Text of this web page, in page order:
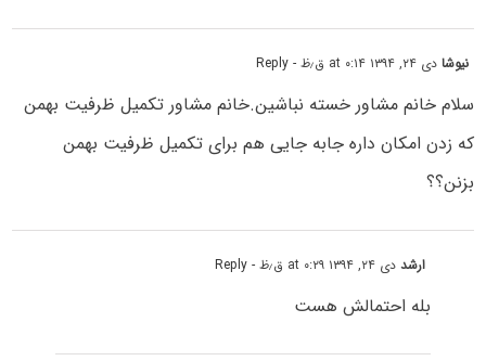
نیوشادی ۲۴, ۱۳۹۴ at ۰:۱۴ ق٫ظ - Reply
سلام خانم مشاور خسته نباشین.خانم مشاور تکمیل ظرفیت بهمن
که زدن امکان داره جابه جایی هم برای تکمیل ظرفیت بهمن
بزنن؟؟
ارشددی ۲۴, ۱۳۹۴ at ۰:۲۹ ق٫ظ - Reply
بله احتمالش هست